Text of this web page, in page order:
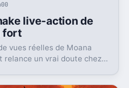
live-action de
fort
vues réelles de Moana
relance un vrai doute chez